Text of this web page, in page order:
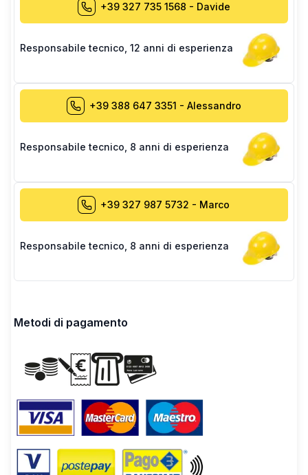
+39 327 735 1568 - Davide
Responsabile tecnico 12 anni di esperienza
+39 388 647 3351 - Alessandro
Responsabile tecnico 8 anni di esperienza
+39 327 987 5732 - Marco
Responsabile tecnico 8 anni di esperienza
Metodi di pagamento